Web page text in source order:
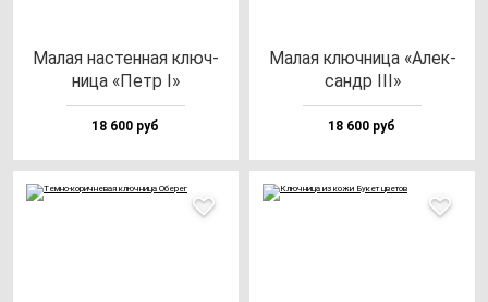
Малая нас­тен­ная ключ­
ни­ца «Петр I»
18 600 руб
Малая ключ­ни­ца «Алек­
сандр III»
18 600 руб